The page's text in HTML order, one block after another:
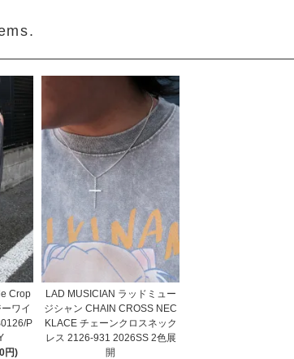
Crop
ワイ
P
円)
LAD MUSICIAN ラッドミュー
ジシャン CHAIN CROSS NEC
KLACE チェーンクロスネック
レス 2126-931 2026SS 2色展
開